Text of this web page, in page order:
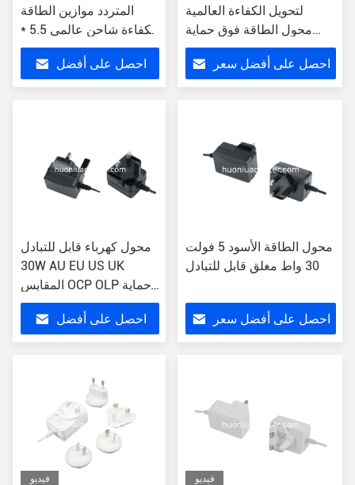
المتردد موازين الطاقة
الكفاءة شاحن عالمي 5.5 *
2.1mm
احصل على أفضل
لتحويل الكفاءة العالمية
محول الطاقة فوق حماية
الجهد 12 فولت DC US / EU
/ UK / AUاحصل على أفضل سعر
محول كهرباء قابل للتبادل
30W AU EU US UK
المقابس OCP OLP حماية
OVP
احصل على أفضل
محول الطاقة الأسود 5 فولت
30 واط مغلق قابل للتبادل
احصل على أفضل سعر
فيديو فيديو